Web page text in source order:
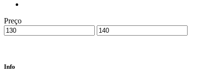
Preço
Info